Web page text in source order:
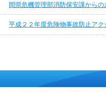
岡県危機管理部消防保安課から
平成２２年度危険物事故防止ア